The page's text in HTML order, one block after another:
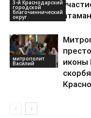
3-й Краснодарский
городской
благочиннический
округ
митрополит
Василий
иконы